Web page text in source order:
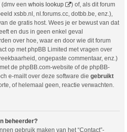
een whois lookup
) of, als dit forum
xsbb.nl, nl.forums.cc, dotbb.be, enz.),
de gratis host. Wees je er bewust van dat
en dus in geen enkel geval
over hoe, waar en door wie dit forum
op met phpBB Limited met vragen over
ongepaste commentaar, enz.)
de phpBB.com-website of de phpBB-
e-mailt over deze software die gebruikt
of helemaal geen, reactie verwachten.
beheerder?
gebruik maken van het “Contact”-